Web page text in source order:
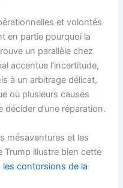
et volontés
en partie pourquoi la
un parallèle chez
accentue l’incertitude,
à un arbitrage délicat,
où plusieurs causes
d’une réparation.
mésaventures et les
Trump illustre bien cette
les contorsions de la